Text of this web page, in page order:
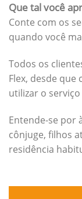
Que tal você
Conte com os
quando você
Todos os
Flex, desde
utilizar o serviço
Entende-se por
cônjuge, filhos
residência